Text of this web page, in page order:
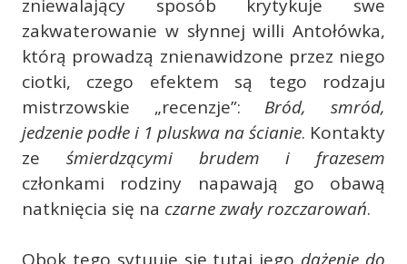
zniewalający sposób krytykuje swe
zakwaterowanie w słynnej willi Antołówka,
którą prowadzą znienawidzone przez niego
ciotki, czego efektem są tego rodzaju
mistrzowskie „recenzje”: Bród, smród,
jedzenie podłe i 1 pluskwa na ścianie. Kontakty
ze śmierdzącymi brudem i frazesem
członkami rodziny napawają go obawą
natknięcia się na czarne zwały rozczarowań.